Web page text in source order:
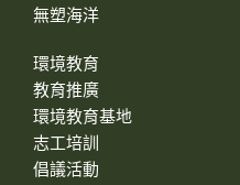
無塑海洋
環境教育
教育推廣
環境教育基地
志工培訓
倡議活動